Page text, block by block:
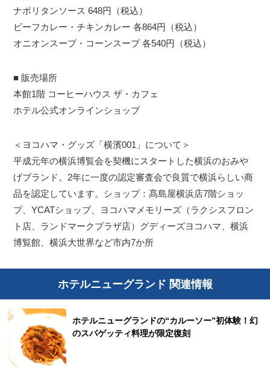
ナポリタンソース 648円（税込）
ビーフカレー・チキンカレー 各864円（税込）
オニオンスープ・コーンスープ 各540円（税込）
■ 販売場所
本館1階 コーヒーハウス ザ・カフェ
ホテル公式オンラインショップ
＜ヨコハマ・グッズ「横濱001」について＞
平成元年の横浜博覧会を契機にスタートした横浜のおみや
げブランド。2年に一度の認定審査会で良質で横浜らしい商
品を認定しています。ショップ：髙島屋横浜店7階ショッ
プ、YCATショップ、ヨコハマメモリーズ（ラクシスフロン
ト店、ランドマークプラザ店）グディーズヨコハマ、横浜
博覧館、横浜大世界など市内7か所
ホテルニューグランド 関連情報
ホテルニューグランドの“カルーソー”初体験！幻
のスパゲッティ料理が限定復刻